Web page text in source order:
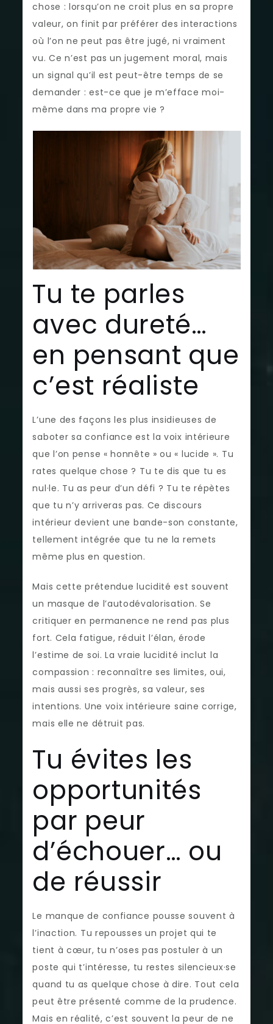
chose : lorsqu’on ne croit plus en sa propre
valeur, on finit par préférer des interactions
où l’on ne peut pas être jugé, ni vraiment
vu. Ce n’est pas un jugement moral, mais
un signal qu’il est peut-être temps de se
demander : est-ce que je m’efface moi-
même dans ma propre vie ?
Tu te parles
avec dureté…
en pensant que
c’est réaliste
L’une des façons les plus insidieuses de
saboter sa confiance est la voix intérieure
que l’on pense « honnête » ou « lucide ». Tu
rates quelque chose ? Tu te dis que tu es
nul·le. Tu as peur d’un défi ? Tu te répètes
que tu n’y arriveras pas. Ce discours
intérieur devient une bande-son constante,
tellement intégrée que tu ne la remets
même plus en question.
Mais cette prétendue lucidité est souvent
un masque de l’autodévalorisation. Se
critiquer en permanence ne rend pas plus
fort. Cela fatigue, réduit l’élan, érode
l’estime de soi. La vraie lucidité inclut la
compassion : reconnaître ses limites, oui,
mais aussi ses progrès, sa valeur, ses
intentions. Une voix intérieure saine corrige,
mais elle ne détruit pas.
Tu évites les
opportunités
par peur
d’échouer… ou
de réussir
Le manque de confiance pousse souvent à
l’inaction. Tu repousses un projet qui te
tient à cœur, tu n’oses pas postuler à un
poste qui t’intéresse, tu restes silencieux·se
quand tu as quelque chose à dire. Tout cela
peut être présenté comme de la prudence.
Mais en réalité, c’est souvent la peur de ne